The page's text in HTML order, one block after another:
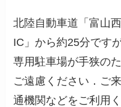
北陸自動車道「富山
IC」から約25分です
専用駐車場が手狭の
ご遠慮ください．ご
通機関などをご利用